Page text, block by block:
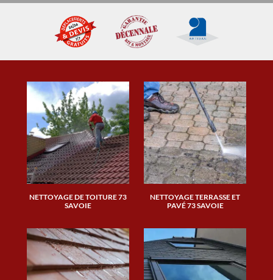
NETTOYAGE DE TOITURE 73
SAVOIE
NETTOYAGE TERRASSE ET
PAVÉ 73 SAVOIE